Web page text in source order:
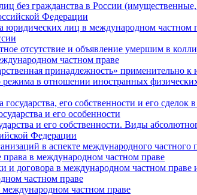
без гражданства в России
Федерации
юридических лиц в международном частном
отсутствие и объявление умершим в
частном праве
принадлежность» применительно
в отношении иностранных
его собственности и его сделок
и его особенности
и его собственности. Виды
Федерации
в аспекте международного частного
в международном частном праве
и договора в международном частном
частном праве
частном праве